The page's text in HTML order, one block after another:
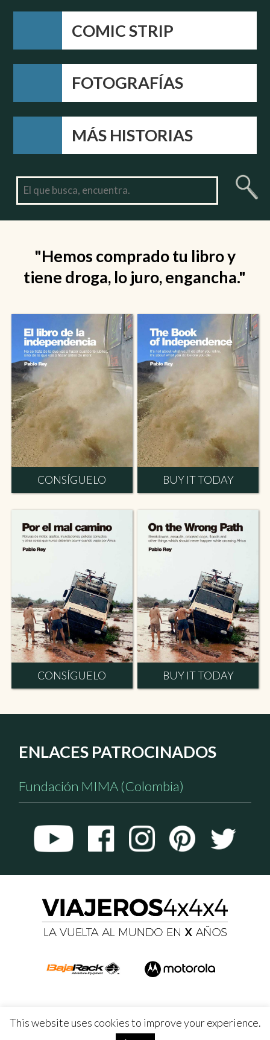
COMIC STRIP
FOTOGRAFÍAS
MÁS HISTORIAS
"Hemos comprado tu libro y
tiene droga, lo juro, engancha."
CONSÍGUELO BUY IT TODAY
CONSÍGUELO BUY IT TODAY
ENLACES PATROCINADOS
Fundación MIMA (Colombia)
This website uses cookies to improve your experience.